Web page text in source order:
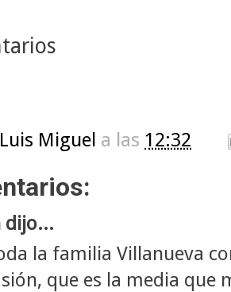
Luis Miguel a las 12:32
dijo...
la familia Villanueva
que es la media que